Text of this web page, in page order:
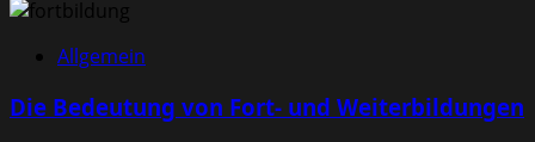
Mut
Veränderung:
Allgemein
Die Bedeutung von Fort- und Weiterbildungen